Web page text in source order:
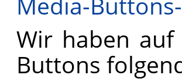
Wir haben auf
Buttons